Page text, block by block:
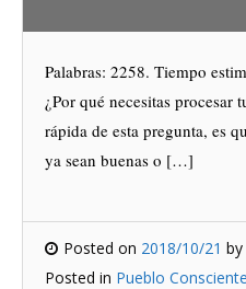
Palabras: 2258. Tiempo
¿Por qué necesitas procesar
rápida de esta pregunta, es
ya sean buenas o […]
Posted on 2018/10/21 by
Posted in Pueblo Consciente